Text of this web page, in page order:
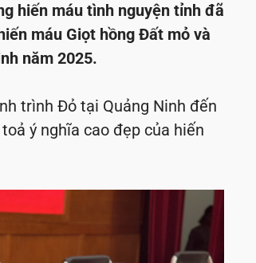
hiến máu tình nguyện tỉnh đã
máu Giọt hồng Đất mỏ và
năm 2025.
trình Đỏ tại Quảng Ninh đến
ý nghĩa cao đẹp của hiến